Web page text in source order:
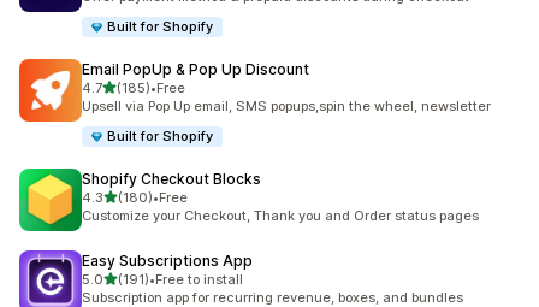
Built for Shopify
Email PopUp & Pop Up Discount
4.7별 5개 중
(185)
총 리뷰 185개
•Free
Upsell via Pop Up email, SMS popups,spin the wheel, newsletter
Built for Shopify
Shopify Checkout Blocks
4.3별 5개 중
(180)
총 리뷰 180개
•Free
Customize your Checkout, Thank you and Order status pages
Easy Subscriptions App
5.0별 5개 중
(191)
총 리뷰 191개
•Free to install
Subscription app for recurring revenue, boxes, and bundles